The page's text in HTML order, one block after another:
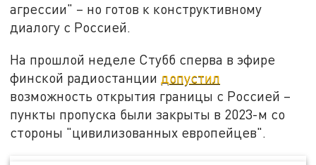
агрессии" – но готов к конструктивному
диалогу с Россией.
На прошлой неделе Стубб сперва в эфире
финской радиостанции допустил
возможность открытия границы с Россией –
пункты пропуска были закрыты в 2023-м со
стороны "цивилизованных европейцев".